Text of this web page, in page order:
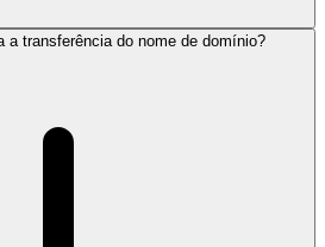
a transferência do nome de domínio?